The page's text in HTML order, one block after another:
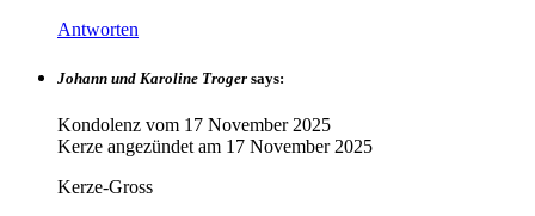
Antworten
Johann und Karoline Troger says:
Kondolenz vom 17 November 2025
Kerze angezündet am 17 November 2025
Kerze-Gross